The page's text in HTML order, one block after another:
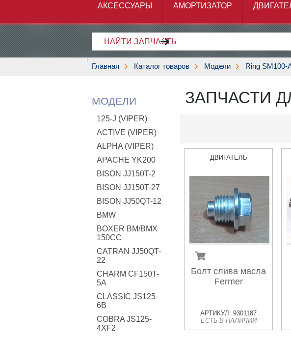
АКСЕССУАРЫ АМОРТИЗАТОР
ХОДОВАЯ ЧАСТЬ
Главная Каталог товаров Модели Ring SM100-
МОДЕЛИ
125-J (VIPER)
ACTIVE (VIPER)
ALPHA (VIPER)
APACHE YK200
BISON JJ150T-2
BISON JJ150T-27
BISON JJ50QT-12
BMW
BOXER BM/ВМX
150CC
CATRAN JJ50QT-
22
CHARM CF150T-
5A
CLASSIC JS125-
6B
COBRA JS125-
4XF2
ЗАПЧАСТИ
ДВИГАТЕЛЬ
Болт слива масла
Fermer
АРТИКУЛ: 9301187
ЕСТЬ В НАЛИЧИИ